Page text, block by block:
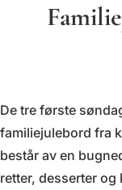
De tre første
familiejulebord fra
består av en
retter, desserter og